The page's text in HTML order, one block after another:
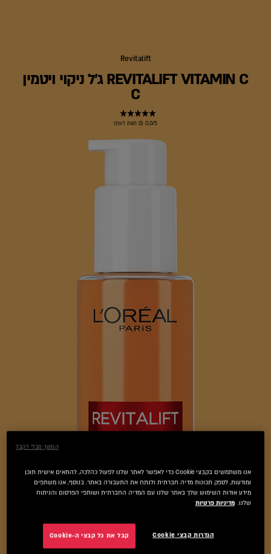
Revitalift
REVITALIFT VITAMIN C ג'ל ניקוי ויטמין
C
0.0/5 (0 חוות דעת)
אנו משתמשים בקבצי Cookie כדי לאפשר לאתר שלנו לפעול כהלכה, להתאים אישית תוכן
ומודעות, לספק תכונות מדיה חברתית ולנתח את התעבורה באתר. בנוסף, אנו משתפים
מידע אודות השימוש שלך באתר שלנו עם המדיה החברתית ושותפי הפרסום והניתוח
שלנו. מדיניות פרטיות
הגדרות קבצי Cookie קבל את כל קבצי ה-Cookie
המשך מבלי לקבל